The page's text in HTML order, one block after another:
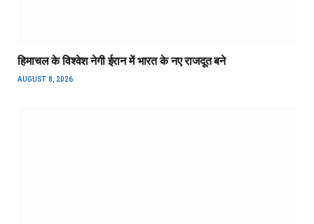
हिमाचल के विश्वेश नेगी ईरान में भारत के नए राजदूत बने
AUGUST 8, 2026